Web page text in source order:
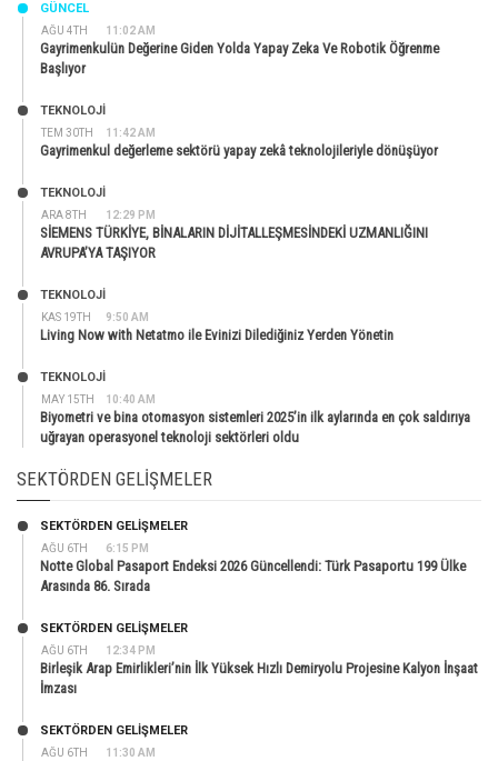
AĞU 4TH 11:02 AM
GÜNCEL
Gayrimenkulün Değerine Giden Yolda Yapay Zeka Ve Robotik Öğrenme
Başlıyor
TEM 30TH 11:42 AM
TEKNOLOJİ
Gayrimenkul değerleme sektörü yapay zekâ teknolojileriyle dönüşüyor
ARA 8TH 12:29 PM
TEKNOLOJİ
SİEMENS TÜRKİYE, BİNALARIN DİJİTALLEŞMESİNDEKİ UZMANLIĞINI
AVRUPA’YA TAŞIYOR
KAS 19TH 9:50 AM
TEKNOLOJİ
Living Now with Netatmo ile Evinizi Dilediğiniz Yerden Yönetin
MAY 15TH 10:40 AM
TEKNOLOJİ
Biyometri ve bina otomasyon sistemleri 2025’in ilk aylarında en çok saldırıya
uğrayan operasyonel teknoloji sektörleri oldu
SEKTÖRDEN GELIŞMELER
AĞU 6TH 6:15 PM
SEKTÖRDEN GELIŞMELER
Notte Global Pasaport Endeksi 2026 Güncellendi: Türk Pasaportu 199 Ülke
Arasında 86. Sırada
AĞU 6TH 12:34 PM
SEKTÖRDEN GELIŞMELER
Birleşik Arap Emirlikleri’nin İlk Yüksek Hızlı Demiryolu Projesine Kalyon İnşaat
İmzası
AĞU 6TH 11:30 AM
SEKTÖRDEN GELIŞMELER